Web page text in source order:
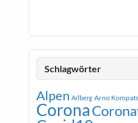
Schlagwörter
Alpen Arlberg Arno
Corona